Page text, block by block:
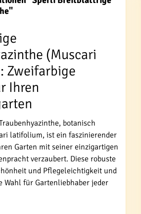
(Muscari
Zweifarbige
Ihren
botanisch
latifolium, ist ein faszinierender
Garten mit seiner einzigartigen
verzaubert. Diese robuste
und Pflegeleichtigkeit und
Wahl für Gartenliebhaber jeder